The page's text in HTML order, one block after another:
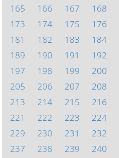
165
166 167 168
173
174 175 176
181
182 183 184
189
190 191 192
197
198 199 200
205
206 207 208
213
214 215 216
221
222 223 224
229
230 231 232
237
238 239 240